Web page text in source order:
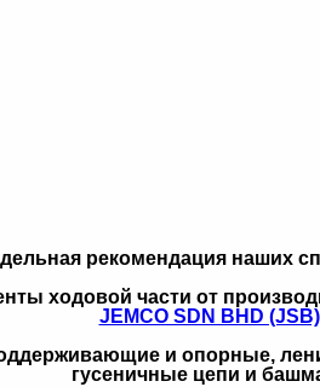
рекомендация наших
ходовой части от
JEMCO SDN BHD (JSB)
и опорные,
гусеничные цепи и
86 корп 9/3
MM 5565911 5565911